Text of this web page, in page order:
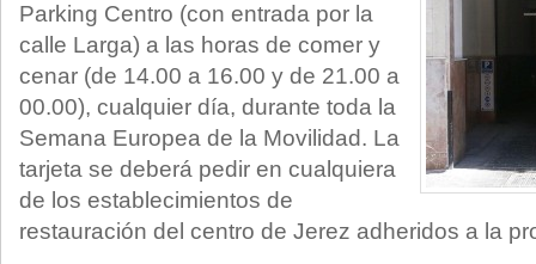
Parking Centro (con entrada por la
calle Larga) a las horas de comer y
cenar (de 14.00 a 16.00 y de 21.00 a
00.00), cualquier día, durante toda la
Semana Europea de la Movilidad. La
tarjeta se deberá pedir en cualquiera
de los establecimientos de
restauración del centro de Jerez adheridos a la